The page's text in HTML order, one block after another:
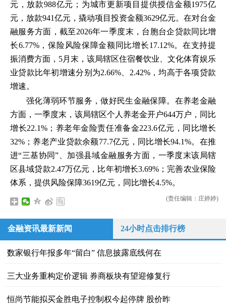
元，放款988亿元；为城市更新项目提供授信金额1975亿
元，放款941亿元，撬动项目投资金额3629亿元。在对台金
融服务方面，截至2026年一季度末，台胞台企贷款同比增
长6.77%，保险风险保障金额同比增长17.12%。在支持提
振消费方面，5月末，该局辖区住宿餐饮业、文化体育娱乐
业贷款比年初增速分别为2.66%、2.42%，均高于各项贷款
增速。
强化薄弱环节服务，做好民生金融保障。在养老金融
方面，一季度末，该局辖区个人养老金开户644万户，同比
增长22.1%；养老年金险责任准备金223.6亿元，同比增长
32%；养老产业贷款余额77.7亿元，同比增长94.1%。在推
进“三基协同”、加强县域金融服务方面，一季度末该局辖
区县域贷款2.47万亿元，比年初增长3.69%；完善农业保险
体系，提供风险保障3619亿元，同比增长4.5%。
(责任编辑：庄婷婷)
金融资讯最新新闻 24小时点击排行榜
数家银行年报多年“留白” 信息披露底线何在
三大业务重构定价逻辑 券商板块有望迎修复行
恒尚节能拟买金胜电子控制权今起停牌 股价昨